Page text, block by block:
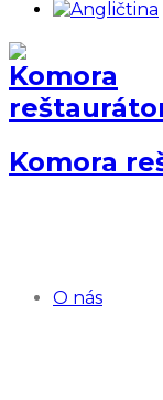
Komora
O nás